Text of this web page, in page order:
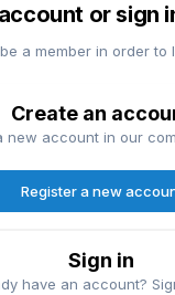
or sign
a member in order to
Create an
new account in our
Register a new
Sign in
have an account?